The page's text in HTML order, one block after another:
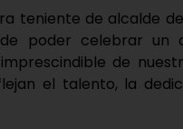
teniente de alcalde
de poder celebrar
de
el talento, la